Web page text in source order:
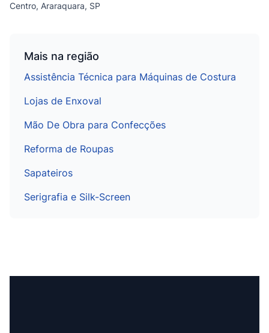
Centro, Araraquara, SP
Mais na região
Assistência Técnica para Máquinas de Costura
Lojas de Enxoval
Mão De Obra para Confecções
Reforma de Roupas
Sapateiros
Serigrafia e Silk-Screen